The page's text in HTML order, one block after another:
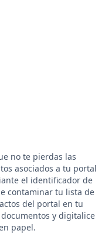
no te pierdas las
asociados a tu portal
el identificador de
contaminar tu lista de
del portal en tu
y digitalice
papel.